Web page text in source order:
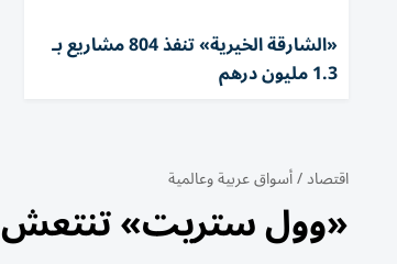
«الشارقة الخيرية» تنفذ 804 مشاريع بـ
1.3 مليون درهم
اقتصاد/أسواق عربية وعالمية
«وول ستريت» تنتعش